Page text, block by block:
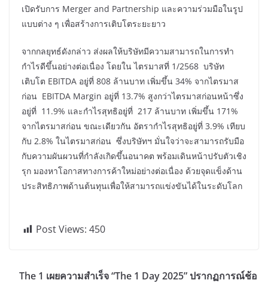
เปิดรับการ Merger and Partnership และความร่วมมือในรูป
แบบต่าง ๆ เพื่อสร้างการเติบโตระยะยาว
จากกลยุทธ์ดังกล่าว ส่งผลให้บริษัทมีความสามารถในการทำ
กำไรดีขึ้นอย่างต่อเนื่อง โดยใน ไตรมาสที่ 1/2568 บริษัท
เติบโต EBITDA อยู่ที่ 808 ล้านบาท เพิ่มขึ้น 34% จากไตรมาส
ก่อน EBITDA Margin อยู่ที่ 13.7% สูงกว่าไตรมาสก่อนหน้าซึ่ง
อยู่ที่ 11.9% และกำไรสุทธิอยู่ที่ 217 ล้านบาท เพิ่มขึ้น 171%
จากไตรมาสก่อน ขณะเดียวกัน อัตรากำไรสุทธิอยู่ที่ 3.9% เทียบ
กับ 2.8% ในไตรมาสก่อน ซึ่งบริษัทฯ มั่นใจว่าจะสามารถรับมือ
กับความผันผวนที่กำลังเกิดขึ้นอนาคต พร้อมเดินหน้าปรับตัวเชิง
รุก มองหาโอกาสทางการค้าใหม่อย่างต่อเนื่อง ด้วยจุดแข็งด้าน
ประสิทธิภาพด้านต้นทุนเพื่อให้สามารถแข่งขันได้ในระดับโลก
Post Views: 450
The 1 เผยความสำเร็จ “The 1 Day 2025” ปรากฏการณ์ช้อ